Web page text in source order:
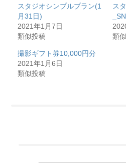
スタジオシンプルプラン(1
月31日)
2021年1月7日
類似投稿
ス
類
撮影ギフト券10,000円分
2021年1月6日
類似投稿